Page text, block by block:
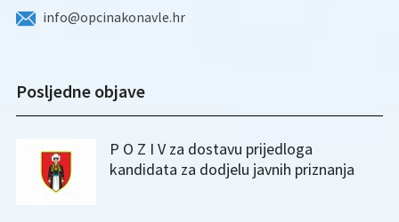
info@opcinakonavle.hr
Posljedne objave
P O Z I V za dostavu prijedloga
kandidata za dodjelu javnih priznanja